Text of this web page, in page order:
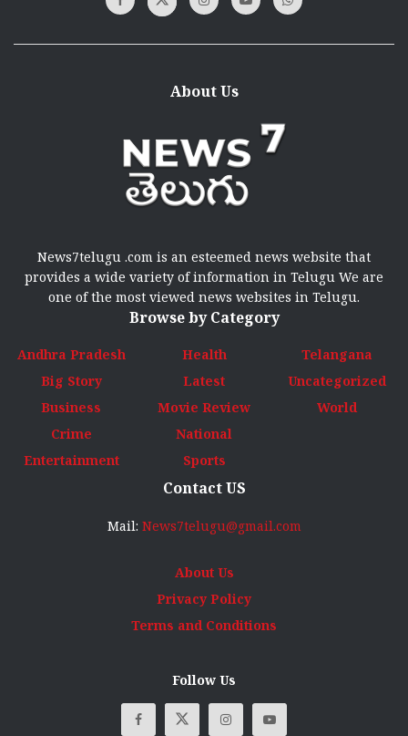
About Us
News7telugu .com is an esteemed news website that
provides a wide variety of information in Telugu We are
one of the most viewed news websites in Telugu.
Browse by Category
Andhra Pradesh
Big Story
Business
Crime
Entertainment
Health
Latest
Movie Review
National
Sports
Telangana
Uncategorized
World
Contact US
Mail: News7telugu@gmail.com
About Us
Privacy Policy
Terms and Conditions
Follow Us